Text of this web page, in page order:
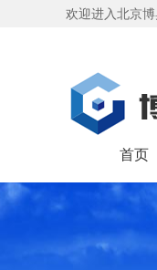
欢迎进入北京博
首页